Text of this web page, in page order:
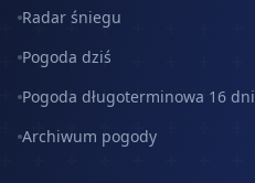
Radar śniegu
Pogoda dziś
Pogoda długoterminowa 16 dni
Archiwum pogody